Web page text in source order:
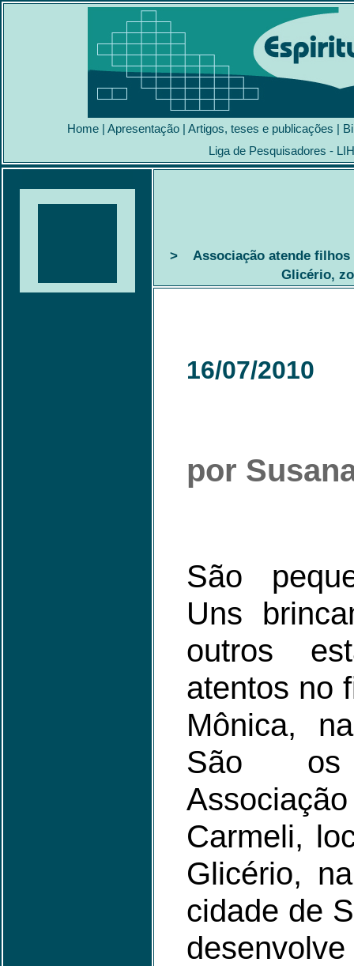
Home | Apresentação | Artigos, teses e publicações |
Liga de Pesquisadores -
>
Associação atende filhos
Glicério,
16/07/2010
por
São
Uns
outros
atentos no
Mônica,
São
Carmeli,
Glicério,
cidade de